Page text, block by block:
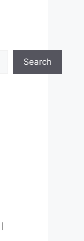
Search